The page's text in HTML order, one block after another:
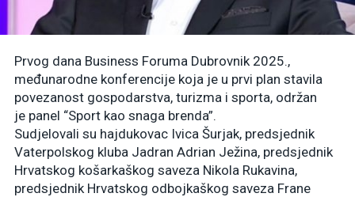
Prvog dana Business Foruma Dubrovnik 2025.,
međunarodne konferencije koja je u prvi plan stavila
povezanost gospodarstva, turizma i sporta, održan
je panel “Sport kao snaga brenda”.
Sudjelovali su hajdukovac Ivica Šurjak, predsjednik
Vaterpolskog kluba Jadran Adrian Ježina, predsjednik
Hrvatskog košarkaškog saveza Nikola Rukavina,
predsjednik Hrvatskog odbojkaškog saveza Frane